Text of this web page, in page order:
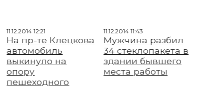
11.12.2014 12:21
На пр-те Клецкова
автомобиль
выкинуло на
опору
пешеходного
11.12.2014 11:43
Мужчина разбил
34 стеклопакета в
здании бывшего
места работы